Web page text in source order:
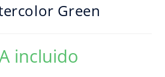
Green
incluido